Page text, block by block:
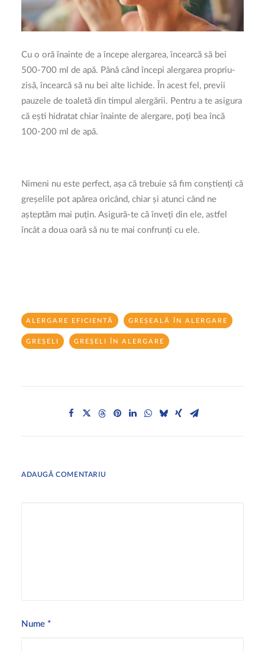
Cu o oră înainte de a începe alergarea, încearcă să bei
500-700 ml de apă. Până când începi alergarea propriu-
zisă, încearcă să nu bei alte lichide. În acest fel, previi
pauzele de toaletă din timpul alergării. Pentru a te asigura
că ești hidratat chiar înainte de alergare, poți bea încă
100-200 ml de apă.
Nimeni nu este perfect, așa că trebuie să fim conștienți că
greșelile pot apărea oricând, chiar și atunci când ne
așteptăm mai puțin. Asigură-te că înveți din ele, astfel
încât a doua oară să nu te mai confrunți cu ele.
ALERGARE EFICIENTĂ GREȘEALĂ ÎN ALERGARE
GREȘELI GREȘELI ÎN ALERGARE
ADAUGĂ COMENTARIU
Nume *